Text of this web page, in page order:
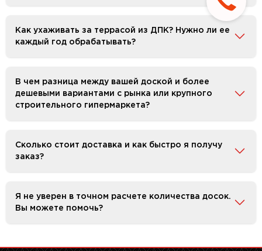
Как ухаживать за террасой из ДПК? Нужно ли ее
каждый год обрабатывать?
В чем разница между вашей доской и более
дешевыми вариантами с рынка или крупного
строительного гипермаркета?
Сколько стоит доставка и как быстро я получу
заказ?
Я не уверен в точном расчете количества досок.
Вы можете помочь?